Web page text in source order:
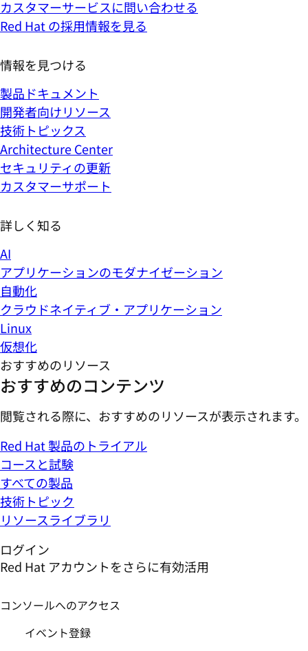
カスタマーサービスに問い合わせる
Red Hat の採用情報を見る
情報を見つける
製品ドキュメント
開発者向けリソース
技術トピックス
Architecture Center
セキュリティの更新
カスタマーサポート
詳しく知る
AI
アプリケーションのモダナイゼーション
自動化
クラウドネイティブ・アプリケーション
Linux
仮想化
おすすめのリソース
おすすめのコンテンツ
閲覧される際に、おすすめのリソースが表示されます。
Red Hat 製品のトライアル
コースと試験
すべての製品
技術トピック
リソースライブラリ
ログイン
Red Hat アカウントをさらに有効活用
コンソールへのアクセス
イベント登録